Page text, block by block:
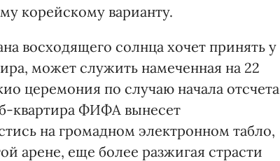
корейскому варианту.
восходящего солнца хочет принять у
может служить намеченная на 22
церемония по случаю начала отсчета
квартира ФИФА вынесет
на громадном электронном табло,
арене, еще более разжигая страсти